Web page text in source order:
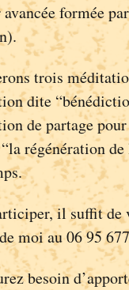
formée
trois
dite
de partage
régénération
il suffit de
moi au 06 95
besoin